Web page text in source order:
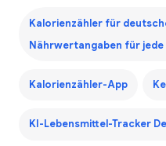
Kalorienzähler für
Nährwertangaben für
Kalorienzähler-App
KI-Lebensmittel-Tracker